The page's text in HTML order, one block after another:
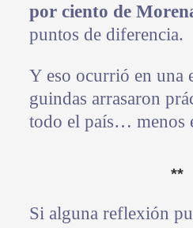
por ciento de
puntos de diferencia.
Y eso ocurrió en una
guindas arrasaron
todo el país… menos
**
Si alguna reflexión